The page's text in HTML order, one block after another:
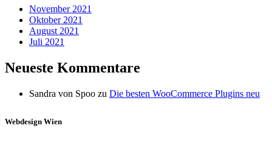
November 2021
Oktober 2021
August 2021
Juli 2021
Neueste Kommentare
Sandra von Spoo zu Die besten WooCommerce Plugins neu
Webdesign Wien